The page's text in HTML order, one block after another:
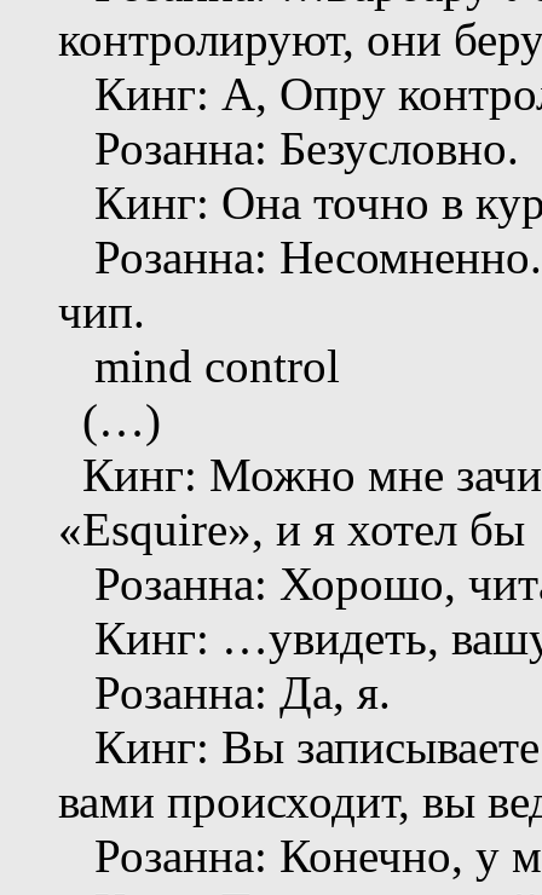
контролируют, они
Кинг: А, Опру
Розанна: Безусловно.
Кинг: Она точно в
Розанна:
чип.
mind control
(…)
Кинг: Можно мне
«Esquire», и я хотел
Розанна: Хорошо,
Кинг: …увидеть,
Розанна: Да, я.
Кинг: Вы
вами происходит, вы
Розанна: Конечно, у